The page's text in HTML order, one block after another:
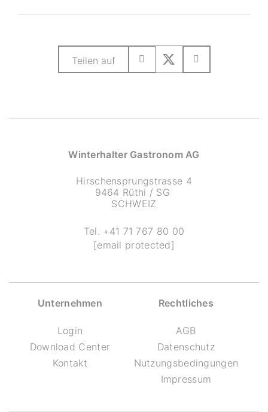
Teilen auf
Winterhalter Gastronom AG
Hirschensprungstrasse 4
9464 Rüthi / SG
SCHWEIZ
Tel. +41 71 767 80 00
[email protected]
Unternehmen
Login
Download Center
Kontakt
Rechtliches
AGB
Datenschutz
Nutzungsbedingungen
Impressum